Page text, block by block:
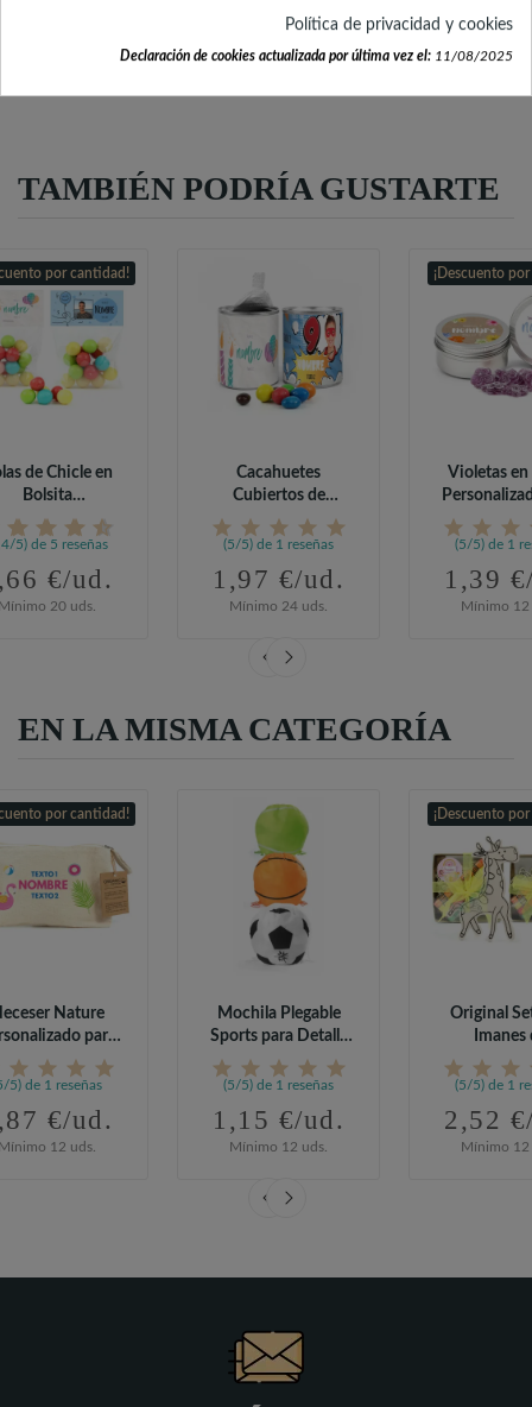
TAMBIÉN PODRÍA GUSTARTE
por cantidad!
de Chicle en
Bolsita
para...
5) de 5 reseñas
€/ud.
20 uds.
Cacahuetes
Cubiertos de
Chocolate de
Colores...
(5/5) de 1 reseñas
1,97 €/ud.
Mínimo 24 uds.
¡Descuento
Violetas
(5/5) de 1
1,39
Mínimo 12
EN LA MISMA CATEGORÍA
por cantidad!
Nature
para
Cumpleaños
5) de 1 reseñas
€/ud.
12 uds.
Mochila Plegable
Sports para Detalle
de Cumpleaños
(5/5) de 1 reseñas
1,15 €/ud.
Mínimo 12 uds.
¡Descuento
Original
Imanes
Animalitos
(5/5) de 1
2,52
Mínimo 12
Política de privacidad y cookies
Declaración de cookies actualizada por última vez el: 11/08/2025